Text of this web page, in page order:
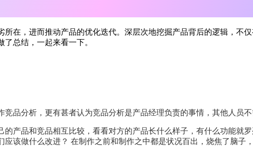
在，进而推动产品的优化迭代。深层次地挖掘产品背后的逻辑，不
总结，一起来看一下。
品分析，更有甚者认为竞品分析是产品经理负责的事情，其他人员不
的产品和竞品相互比较，看看对方的产品长什么样子，有什么功能就
该做什么改进？ 在制作之前和制作之中都是状况百出，烧焦了脑子，